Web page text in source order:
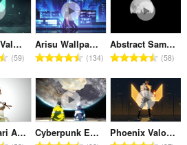
ร
ว
ม
ทั้
ง
:
ร
ว
ม
ทั้
ง
ม
ด
:
ม
ทั้
ง
ม
ด
:
น
ค
ะ
แ
น
น
ว
ม
ทั้
น
ค
ะ
แ
น
น
ร
ว
ม
ทั้
ะ
แ
น
น
ร
ว
ม
ทั้
Jett Blue Valorant
จำ
ว
ค
ะ
แ
59
Arisu Wallpaper
จำ
ว
น
ค
ะ
แ
134
Abstract Samurai Moolight Walk
จำ
ว
น
ค
ะ
แ
58
Monogatari Animated Portraits Cyberpunk Edgerunners Moon Braindance Phoenix Valorant